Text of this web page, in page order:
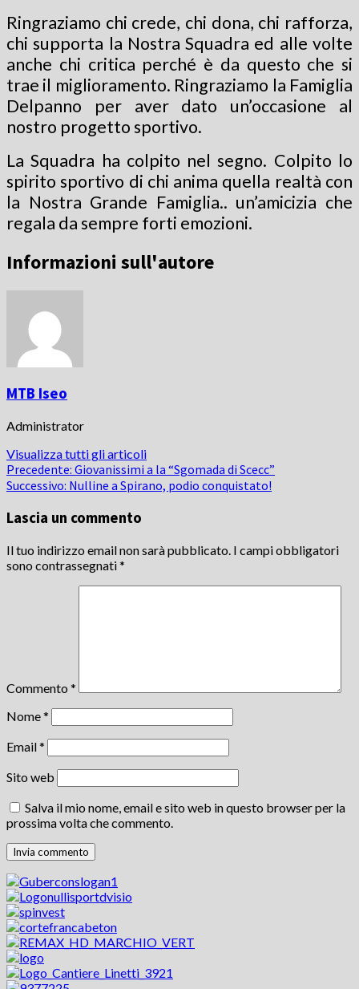
Ringraziamo chi crede, chi dona, chi rafforza,
chi supporta la Nostra Squadra ed alle volte
anche chi critica perché è da questo che si
trae il miglioramento. Ringraziamo la Famiglia
Delpanno per aver dato un’occasione al
nostro progetto sportivo.
La Squadra ha colpito nel segno. Colpito lo
spirito sportivo di chi anima quella realtà con
la Nostra Grande Famiglia.. un’amicizia che
regala da sempre forti emozioni.
Informazioni sull'autore
MTB Iseo
Administrator
Visualizza tutti gli articoli
Navigazione
articolo
Precedente: Giovanissimi a la “Sgomada di Scecc”
Successivo: Nulline a Spirano, podio conquistato!
Lascia un commento
Il tuo indirizzo email non sarà pubblicato. I campi obbligatori
sono contrassegnati*
Commento *
Nome*
Email*
Sito web
Salva il mio nome, email e sito web in questo browser per la
prossima volta che commento.